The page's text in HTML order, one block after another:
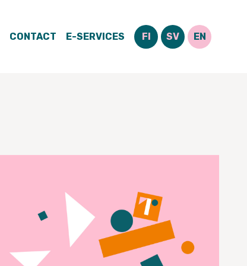
CONTACT E-SERVICES FI SV EN